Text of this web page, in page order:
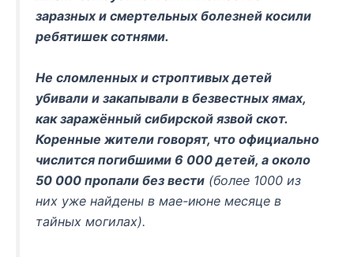
заразных и смертельных болезней косили
ребятишек сотнями.
Не сломленных и строптивых детей
убивали и закапывали в безвестных ямах,
как заражённый сибирской язвой скот.
Коренные жители говорят, что официально
числится погибшими 6 000 детей, а около
50 000 пропали без вести (более 1000 из
них уже найдены в мае-июне месяце в
тайных могилах).